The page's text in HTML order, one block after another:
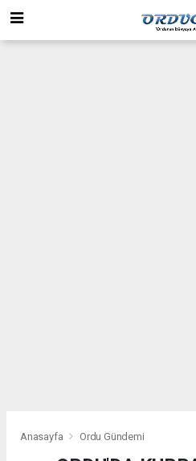
Anasayfa Ordu Gündemi